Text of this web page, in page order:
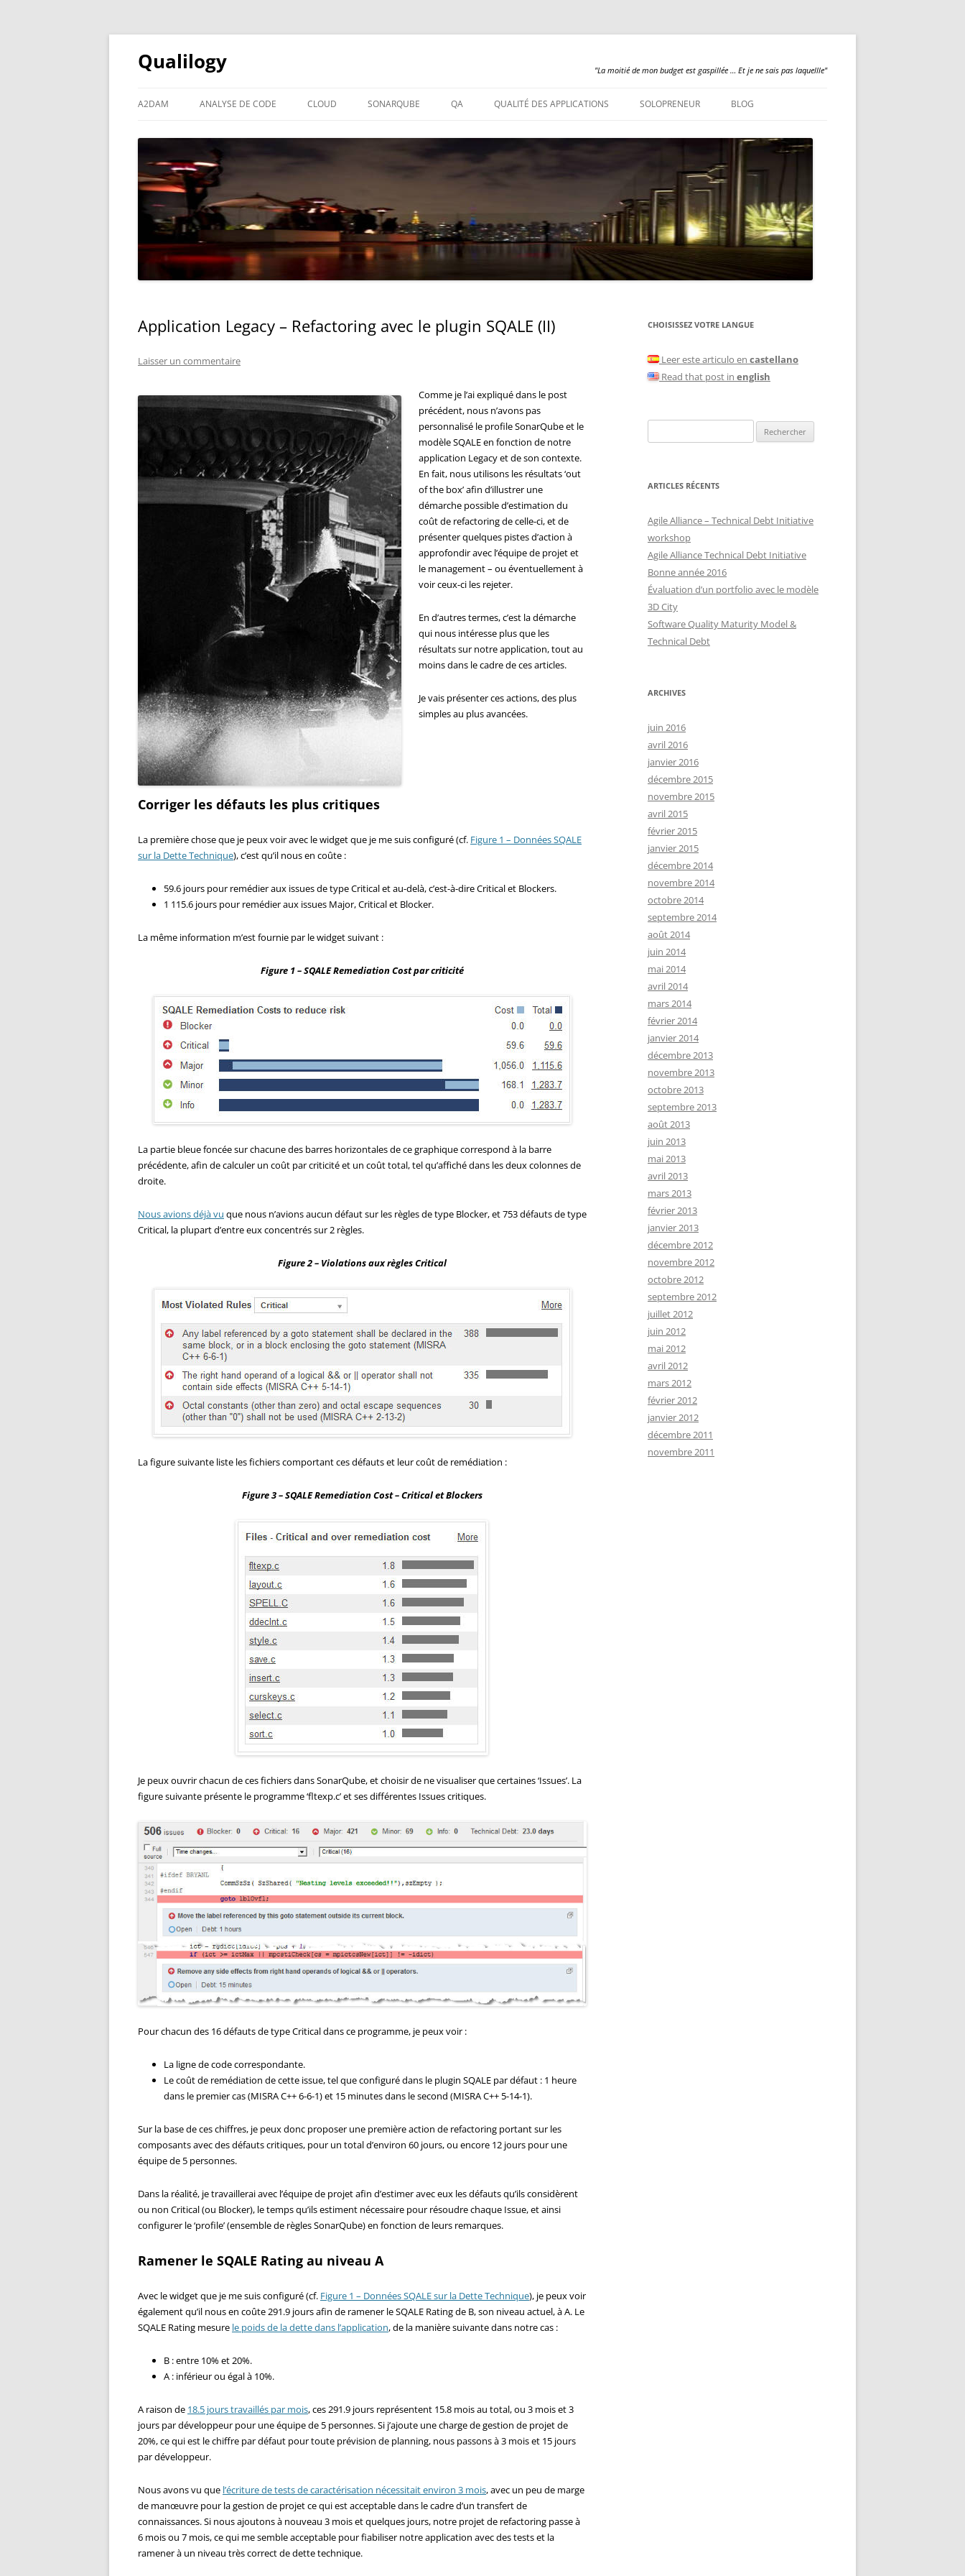
Qualilogy "La moitié de mon budget est gaspillée … Et je ne sais pas laquellle"
contenu
A2DAM ANALYSE DE CODE CLOUD SONARQUBE
SONARQUBE – COBOL
SONARQUBE – PL/SQL
QA QUALITÉ DES APPLICATIONS SOLOPRENEUR BLOG
Application Legacy – Refactoring avec le plugin SQALE (II)
Laisser un commentaire
Comme je l’ai expliqué dans le post
précédent, nous n’avons pas
personnalisé le profile SonarQube et le
modèle SQALE en fonction de notre
application Legacy et de son contexte.
En fait, nous utilisons les résultats ‘out
of the box’ afin d’illustrer une
démarche possible d’estimation du
coût de refactoring de celle-ci, et de
présenter quelques pistes d’action à
approfondir avec l’équipe de projet et
le management – ou éventuellement à
voir ceux-ci les rejeter.
En d’autres termes, c’est la démarche
qui nous intéresse plus que les
résultats sur notre application, tout au
moins dans le cadre de ces articles.
Je vais présenter ces actions, des plus
simples au plus avancées.
Corriger les défauts les plus critiques
La première chose que je peux voir avec le widget que je me suis configuré (cf. Figure 1 – Données SQALE
sur la Dette Technique), c’est qu’il nous en coûte :
59.6 jours pour remédier aux issues de type Critical et au-delà, c’est-à-dire Critical et Blockers.
1 115.6 jours pour remédier aux issues Major, Critical et Blocker.
La même information m’est fournie par le widget suivant :
Figure 1 – SQALE Remediation Cost par criticité
La partie bleue foncée sur chacune des barres horizontales de ce graphique correspond à la barre
précédente, afin de calculer un coût par criticité et un coût total, tel qu’affiché dans les deux colonnes de
droite.
Nous avions déjà vu que nous n’avions aucun défaut sur les règles de type Blocker, et 753 défauts de type
Critical, la plupart d’entre eux concentrés sur 2 règles.
Figure 2 – Violations aux règles Critical
La figure suivante liste les fichiers comportant ces défauts et leur coût de remédiation :
Figure 3 – SQALE Remediation Cost – Critical et Blockers
Je peux ouvrir chacun de ces fichiers dans SonarQube, et choisir de ne visualiser que certaines ‘Issues’. La
figure suivante présente le programme ‘fltexp.c’ et ses différentes Issues critiques.
Pour chacun des 16 défauts de type Critical dans ce programme, je peux voir :
La ligne de code correspondante.
Le coût de remédiation de cette issue, tel que configuré dans le plugin SQALE par défaut : 1 heure
dans le premier cas (MISRA C++ 6-6-1) et 15 minutes dans le second (MISRA C++ 5-14-1).
Sur la base de ces chiffres, je peux donc proposer une première action de refactoring portant sur les
composants avec des défauts critiques, pour un total d’environ 60 jours, ou encore 12 jours pour une
équipe de 5 personnes.
Dans la réalité, je travaillerai avec l’équipe de projet afin d’estimer avec eux les défauts qu’ils considèrent
ou non Critical (ou Blocker), le temps qu’ils estiment nécessaire pour résoudre chaque Issue, et ainsi
configurer le ‘profile’ (ensemble de règles SonarQube) en fonction de leurs remarques.
Ramener le SQALE Rating au niveau A
Avec le widget que je me suis configuré (cf. Figure 1 – Données SQALE sur la Dette Technique), je peux voir
également qu’il nous en coûte 291.9 jours afin de ramener le SQALE Rating de B, son niveau actuel, à A. Le
SQALE Rating mesure le poids de la dette dans l’application, de la manière suivante dans notre cas :
B : entre 10% et 20%.
A : inférieur ou égal à 10%.
A raison de 18.5 jours travaillés par mois, ces 291.9 jours représentent 15.8 mois au total, ou 3 mois et 3
jours par développeur pour une équipe de 5 personnes. Si j’ajoute une charge de gestion de projet de
20%, ce qui est le chiffre par défaut pour toute prévision de planning, nous passons à 3 mois et 15 jours
par développeur.
Nous avons vu que l’écriture de tests de caractérisation nécessitait environ 3 mois, avec un peu de marge
de manœuvre pour la gestion de projet ce qui est acceptable dans le cadre d’un transfert de
connaissances. Si nous ajoutons à nouveau 3 mois et quelques jours, notre projet de refactoring passe à
6 mois ou 7 mois, ce qui me semble acceptable pour fiabiliser notre application avec des tests et la
ramener à un niveau très correct de dette technique.
CHOISISSEZ VOTRE LANGUE
Leer este articulo en castellano
Read that post in english
ARTICLES RÉCENTS
Agile Alliance – Technical Debt Initiative
workshop
Agile Alliance Technical Debt Initiative
Bonne année 2016
Évaluation d’un portfolio avec le modèle
3D City
Software Quality Maturity Model &
Technical Debt
ARCHIVES
juin 2016
avril 2016
janvier 2016
décembre 2015
novembre 2015
avril 2015
février 2015
janvier 2015
décembre 2014
novembre 2014
octobre 2014
septembre 2014
août 2014
juin 2014
mai 2014
avril 2014
mars 2014
février 2014
janvier 2014
décembre 2013
novembre 2013
octobre 2013
septembre 2013
août 2013
juin 2013
mai 2013
avril 2013
mars 2013
février 2013
janvier 2013
décembre 2012
novembre 2012
octobre 2012
septembre 2012
juillet 2012
juin 2012
mai 2012
avril 2012
mars 2012
février 2012
janvier 2012
décembre 2011
novembre 2011